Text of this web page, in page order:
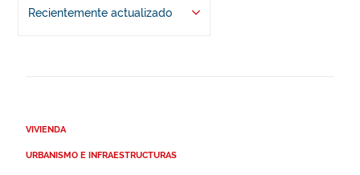
Recientemente actualizado
VIVIENDA
URBANISMO E INFRAESTRUCTURAS